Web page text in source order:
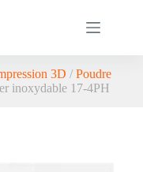
3D / Poudre
inoxydable 17-4PH